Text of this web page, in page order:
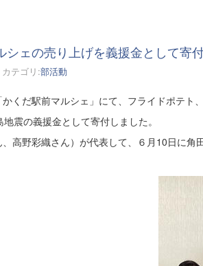
シェの売り上げを義援金として寄付
カテゴリ:部活動
くだ駅前マルシェ」にて、フライドポテト
震の義援金として寄付しました。
高野彩織さん）が代表して、６月10日に角